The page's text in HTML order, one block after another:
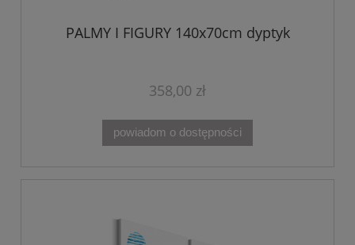
PALMY I FIGURY 140x70cm dyptyk
358,00 zł
powiadom o dostępności